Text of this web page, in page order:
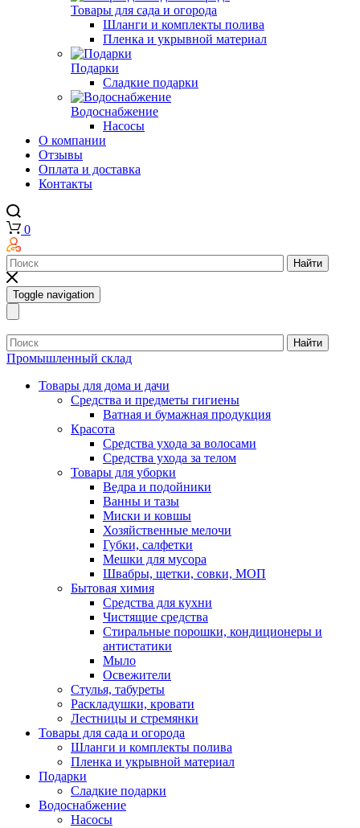
Товары для сада и огорода
Шланги и комплекты полива
Пленка и укрывной материал
Подарки
Cладкие подарки
Водоснабжение
Насосы
О компании
Отзывы
Оплата и доставка
Контакты
0
Найти
Toggle navigation
Найти
Промышленный склад
Товары для дома и дачи
Средства и предметы гигиены
Ватная и бумажная продукция
Красота
Средства ухода за волосами
Средства ухода за телом
Товары для уборки
Ведра и подойники
Ванны и тазы
Миски и ковшы
Хозяйственные мелочи
Губки, салфетки
Мешки для мусора
Швабры, щетки, совки, МОП
Бытовая химия
Средства для кухни
Чистящие средства
Стиральные порошки, кондиционеры и
антистатики
Мыло
Освежители
Стулья, табуреты
Раскладушки, кровати
Лестницы и стремянки
Товары для сада и огорода
Шланги и комплекты полива
Пленка и укрывной материал
Подарки
Cладкие подарки
Водоснабжение
Насосы